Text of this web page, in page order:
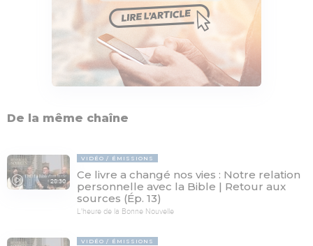
De la même chaîne
28:30
VIDÉO ÉMISSIONS
Ce livre a changé nos vies : Notre relation
personnelle avec la Bible | Retour aux
sources (Ép. 13)
L'heure de la Bonne Nouvelle
VIDÉO ÉMISSIONS